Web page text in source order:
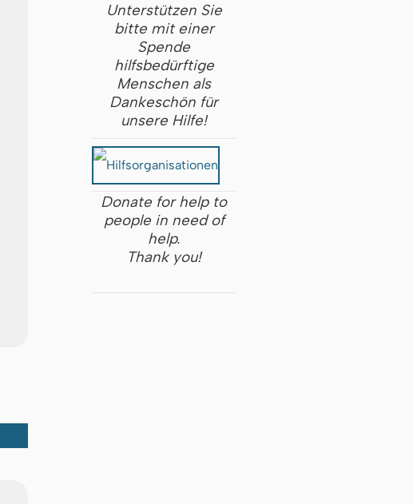
Unterstützen Sie
bitte mit einer
Spende
hilfsbedürftige
Menschen als
Dankeschön für
unsere Hilfe!
Donate for help to
people in need of
help.
Thank you!